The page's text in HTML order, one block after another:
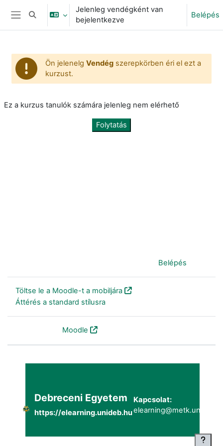
Tovább a fő tartalomhoz
Oldalpanel
Keresési bemeneti adatok váltása
Jelenleg vendégként van
bejelentkezve
Belépés
Ön jelenelg Vendég szerepkörben éri el ezt a
kurzust.
Ez a kurzus tanulók számára jelenleg nem elérhető
Folytatás
Belépés
Töltse le a Moodle-t a mobiljára
Áttérés a standard stílusra
Moodle
Debreceni Egyetem
https://elearning.unideb.hu
Kapcsolat: